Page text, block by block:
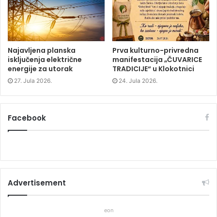
o
w
)
w
)
o
w
)
Najavljena planska
isključenja električne
energije za utorak
27. Jula 2026.
Prva kulturno-privredna
manifestacija „ČUVARICE
TRADICIJE“ u Klokotnici
24. Jula 2026.
Facebook
Advertisement
eon